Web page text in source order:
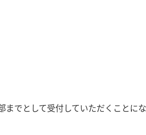
でとして受付していただくこと